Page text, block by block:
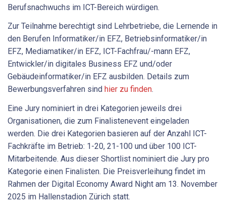
Berufsnachwuchs im ICT-Bereich würdigen.
Zur Teilnahme berechtigt sind Lehrbetriebe, die Lernende in
den Berufen Informatiker/in EFZ, Betriebsinformatiker/in
EFZ, Mediamatiker/in EFZ, ICT-Fachfrau/-mann EFZ,
Entwickler/in digitales Business EFZ und/oder
Gebäudeinformatiker/in EFZ ausbilden. Details zum
Bewerbungsverfahren sind hier zu finden.
Eine Jury nominiert in drei Kategorien jeweils drei
Organisationen, die zum Finalistenevent eingeladen
werden. Die drei Kategorien basieren auf der Anzahl ICT-
Fachkräfte im Betrieb: 1-20, 21-100 und über 100 ICT-
Mitarbeitende. Aus dieser Shortlist nominiert die Jury pro
Kategorie einen Finalisten. Die Preisverleihung findet im
Rahmen der Digital Economy Award Night am 13. November
2025 im Hallenstadion Zürich statt.